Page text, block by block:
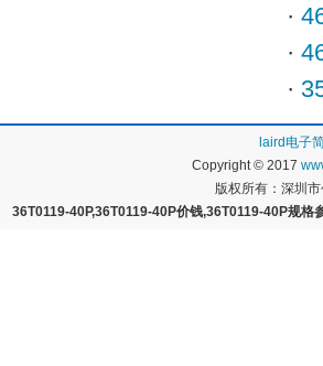
·
·
·
laird电子
Copyright © 2017
版权所有：深圳
36T0119-40P,36T0119-40P价钱,36T0119-40P规